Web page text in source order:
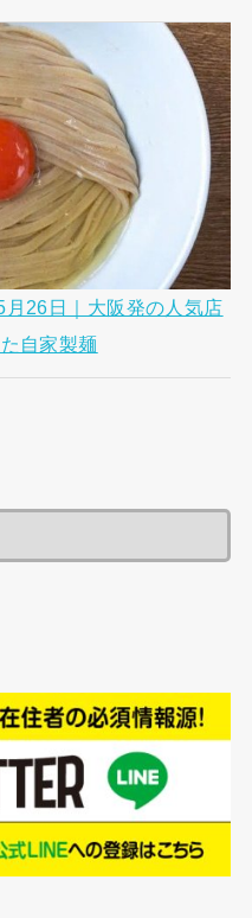
月26日｜大阪発の人気店
自家製麺